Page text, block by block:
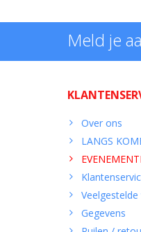
Meld je
Over ons
LANGS
Veelgestelde
Gegevens